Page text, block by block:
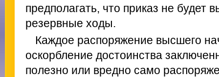
предполагать, что приказ не будет
резервные ходы.
Каждое распоряжение высшего
оскорбление достоинства
полезно или вредно само